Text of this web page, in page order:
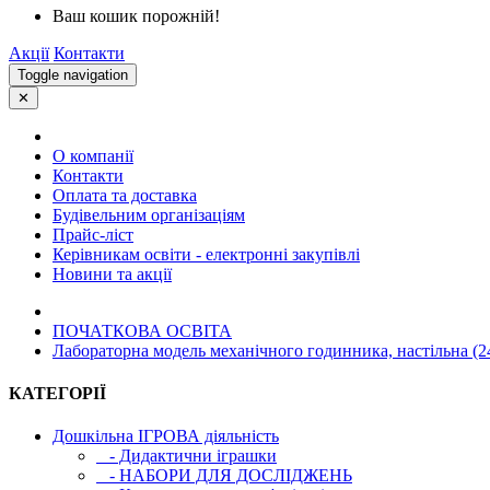
Ваш кошик порожній!
Акції Контакти
Toggle navigation
✕
О компанії
Контакти
Оплата та доставка
Будівельним організаціям
Прайс-ліст
Керівникам освіти - електронні закупівлі
Новини та акції
ПОЧАТКОВА ОСВIТА
Лабораторна модель механічного годинника, настільна
КАТЕГОРІЇ
Дошкільна ІГРОВА діяльність
- Дидактични іграшки
- НАБОРИ ДЛЯ ДОСЛІДЖЕНЬ